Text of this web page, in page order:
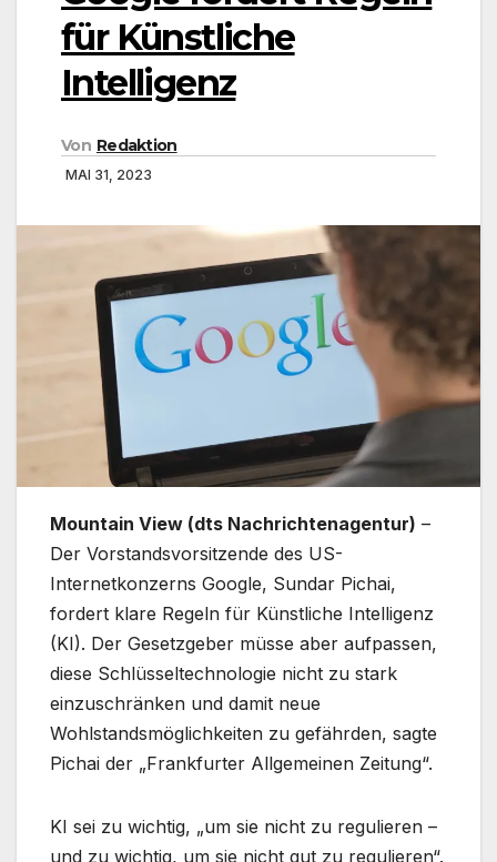
für Künstliche
Intelligenz
Von Redaktion
MAI 31, 2023
Mountain View (dts Nachrichtenagentur) –
Der Vorstandsvorsitzende des US-
Internetkonzerns Google, Sundar Pichai,
fordert klare Regeln für Künstliche Intelligenz
(KI). Der Gesetzgeber müsse aber aufpassen,
diese Schlüsseltechnologie nicht zu stark
einzuschränken und damit neue
Wohlstandsmöglichkeiten zu gefährden, sagte
Pichai der „Frankfurter Allgemeinen Zeitung“.
KI sei zu wichtig, „um sie nicht zu regulieren –
und zu wichtig, um sie nicht gut zu regulieren“.